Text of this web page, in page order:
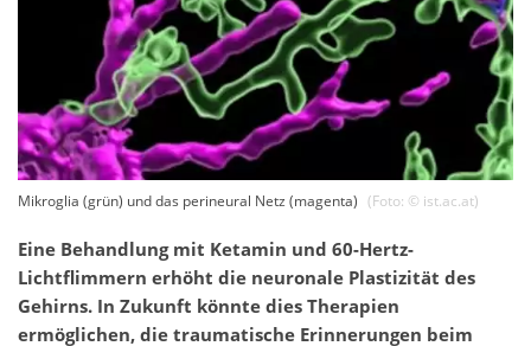
Mikroglia (grün) und das perineural Netz (magenta) (Foto: © ist.ac.at)
Eine Behandlung mit Ketamin und 60-Hertz-
Lichtflimmern erhöht die neuronale Plastizität des
Gehirns. In Zukunft könnte dies Therapien
ermöglichen, die traumatische Erinnerungen beim